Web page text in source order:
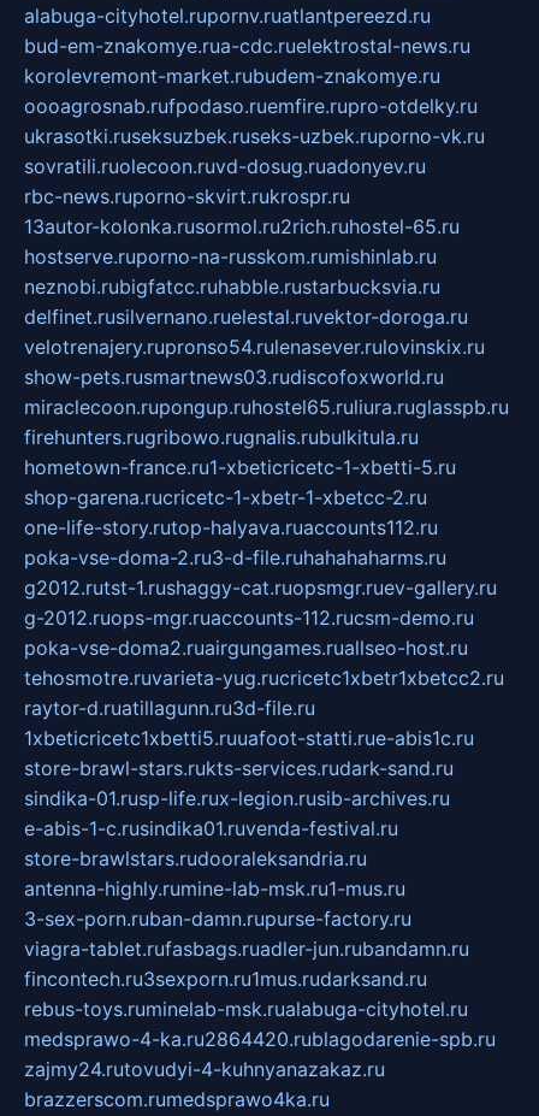
alabuga-cityhotel.rupornv.ruatlantpereezd.ru
bud-em-znakomye.rua-cdc.ruelektrostal-news.ru
korolevremont-market.rubudem-znakomye.ru
oooagrosnab.rufpodaso.ruemfire.rupro-otdelky.ru
ukrasotki.ruseksuzbek.ruseks-uzbek.ruporno-vk.ru
sovratili.ruolecoon.ruvd-dosug.ruadonyev.ru
rbc-news.ruporno-skvirt.rukrospr.ru
13autor-kolonka.rusormol.ru2rich.ruhostel-65.ru
hostserve.ruporno-na-russkom.rumishinlab.ru
neznobi.rubigfatcc.ruhabble.rustarbucksvia.ru
delfinet.rusilvernano.ruelestal.ruvektor-doroga.ru
velotrenajery.rupronso54.rulenasever.rulovinskix.ru
show-pets.rusmartnews03.rudiscofoxworld.ru
miraclecoon.rupongup.ruhostel65.ruliura.ruglasspb.ru
firehunters.rugribowo.rugnalis.rubulkitula.ru
hometown-france.ru1-xbeticricetc-1-xbetti-5.ru
shop-garena.rucricetc-1-xbetr-1-xbetcc-2.ru
one-life-story.rutop-halyava.ruaccounts112.ru
poka-vse-doma-2.ru3-d-file.ruhahahaharms.ru
g2012.rutst-1.rushaggy-cat.ruopsmgr.ruev-gallery.ru
g-2012.ruops-mgr.ruaccounts-112.rucsm-demo.ru
poka-vse-doma2.ruairgungames.ruallseo-host.ru
tehosmotre.ruvarieta-yug.rucricetc1xbetr1xbetcc2.ru
raytor-d.ruatillagunn.ru3d-file.ru
1xbeticricetc1xbetti5.ruuafoot-statti.rue-abis1c.ru
store-brawl-stars.rukts-services.rudark-sand.ru
sindika-01.rusp-life.rux-legion.rusib-archives.ru
e-abis-1-c.rusindika01.ruvenda-festival.ru
store-brawlstars.rudooraleksandria.ru
antenna-highly.rumine-lab-msk.ru1-mus.ru
3-sex-porn.ruban-damn.rupurse-factory.ru
viagra-tablet.rufasbags.ruadler-jun.rubandamn.ru
fincontech.ru3sexporn.ru1mus.rudarksand.ru
rebus-toys.ruminelab-msk.rualabuga-cityhotel.ru
medsprawo-4-ka.ru2864420.rublagodarenie-spb.ru
zajmy24.rutovudyi-4-kuhnyanazakaz.ru
brazzerscom.rumedsprawo4ka.ru